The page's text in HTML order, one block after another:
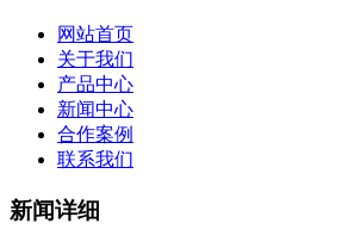
网站首页
关于我们
产品中心
新闻中心
合作案例
联系我们
新闻详细